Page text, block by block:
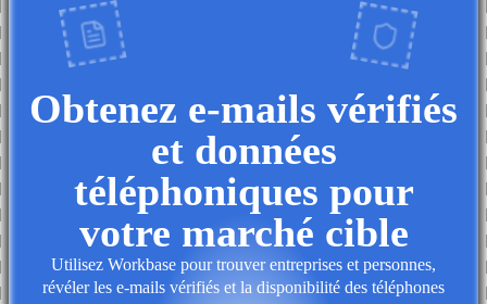
Obtenez e-mails vérifiés
et données
téléphoniques pour
votre marché cible
Utilisez Workbase pour trouver entreprises et personnes,
révéler les e-mails vérifiés et la disponibilité des téléphones